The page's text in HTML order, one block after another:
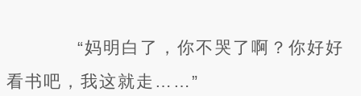
“妈明白了，你不哭了啊？你好好
看书吧，我这就走……”